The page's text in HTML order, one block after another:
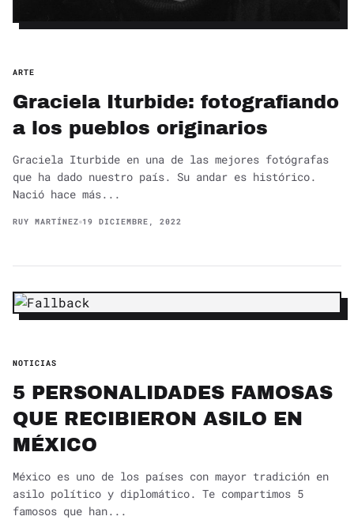
ARTE
Graciela Iturbide: fotografiando
a los pueblos originarios
Graciela Iturbide en una de las mejores fotógrafas
que ha dado nuestro país. Su andar es histórico.
Nació hace más...
RUY MARTÍNEZ 19 DICIEMBRE, 2022
NOTICIAS
5 PERSONALIDADES FAMOSAS
QUE RECIBIERON ASILO EN
MÉXICO
México es uno de los países con mayor tradición en
asilo político y diplomático. Te compartimos 5
famosos que han...